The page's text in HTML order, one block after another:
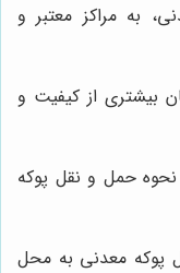
به مراکز معتبر و
بیشتری از کیفیت و
نحوه حمل و نقل پوکه
پوکه معدنی به محل